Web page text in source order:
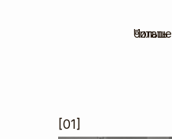
Читать больше
[01]